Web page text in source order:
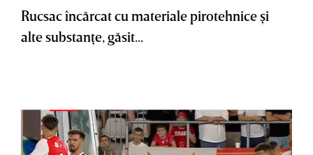
Rucsac încărcat cu materiale pirotehnice şi
alte substanţe, găsit...